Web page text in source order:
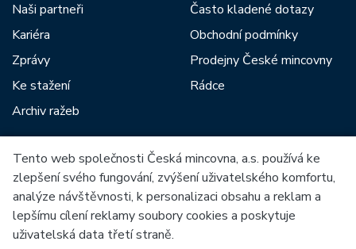
Naši partneři
Kariéra
Zprávy
Ke stažení
Archiv ražeb
Často kladené dotazy
Obchodní podmínky
Prodejny České mincovny
Rádce
Mezi naše partnery patří:
Tento web společnosti Česká mincovna, a.s. používá ke
zlepšení svého fungování, zvýšení uživatelského komfortu,
analýze návštěvnosti, k personalizaci obsahu a reklam a
lepšímu cílení reklamy soubory cookies a poskytuje
uživatelská data třetí straně.